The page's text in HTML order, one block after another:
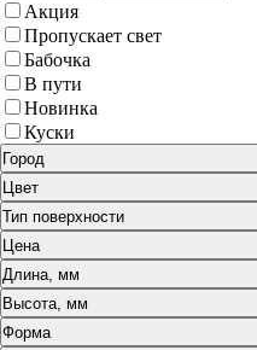
Акция
Пропускает свет
Бабочка
В пути
Новинка
Куски
Город
Цвет
Тип поверхности
Цена
Длина, мм
Высота, мм
Форма